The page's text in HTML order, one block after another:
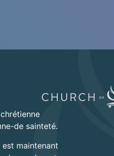
de sainteté.
maintenant